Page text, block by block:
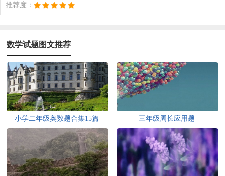
推荐度：
数学试题图文推荐
小学二年级奥数题合集15篇 三年级周长应用题